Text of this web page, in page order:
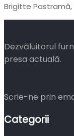
Brigitte Pastramă,
Dezvăluitorul
presa actuală.
Scrie-ne prin
Categorii